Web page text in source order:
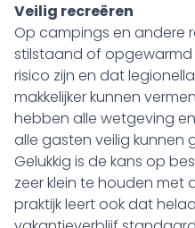
Veilig recreëren
Op campings en andere
stilstaand of opgewarmd
risico zijn en dat
makkelijker kunnen
hebben alle wetgeving
alle gasten veilig kunnen
Gelukkig is de kans op
zeer klein te houden met
praktijk leert ook dat